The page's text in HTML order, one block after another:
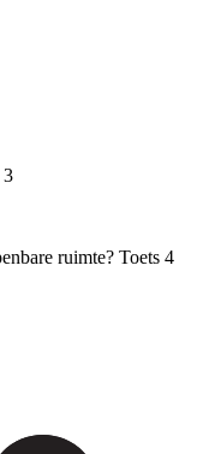
3
ruimte? Toets 4